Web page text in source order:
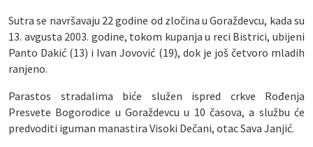
Sutra se navršavaju 22 godine od zločina u Goraždevcu, kada su
13. avgusta 2003. godine, tokom kupanja u reci Bistrici, ubijeni
Panto Dakić (13) i Ivan Jovović (19), dok je još četvoro mladih
ranjeno.
Parastos stradalima biće služen ispred crkve Rođenja
Presvete Bogorodice u Goraždevcu u 10 časova, a službu će
predvoditi iguman manastira Visoki Dečani, otac Sava Janjić.